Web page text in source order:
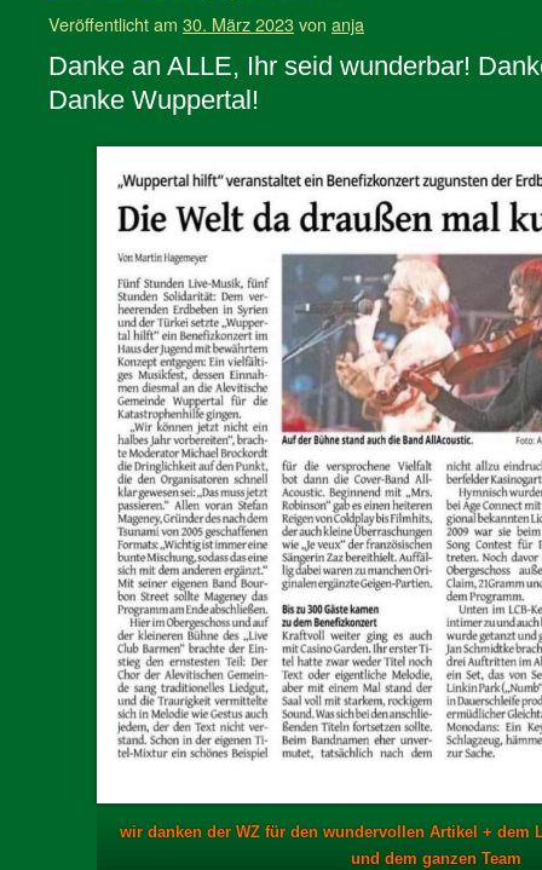
Veröffentlicht am 30. März 2023von anja
Danke an ALLE, Ihr seid wunderbar!
Danke Wuppertal!
wir danken der WZ für den wundervollen Artikel + dem
und dem ganzen Team